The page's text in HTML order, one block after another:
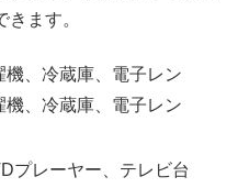
ます。
、冷蔵庫、電子レン
、冷蔵庫、電子レン
プレーヤー、テレビ台